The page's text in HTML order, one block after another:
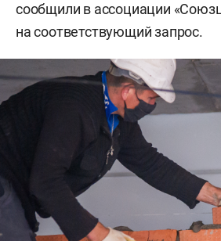
сообщили в ассоциации
на соответствующий запрос.